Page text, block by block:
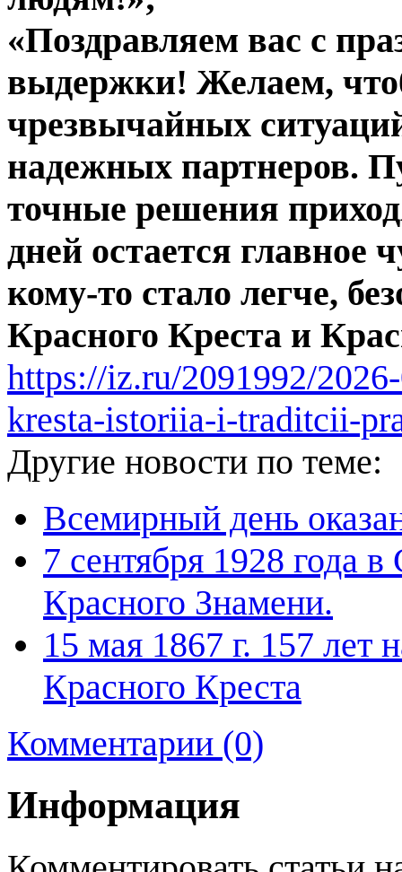
«Поздравляем вас с
выдержки! Желаем,
чрезвычайных
надежных партнеров.
точные решения
дней остается главное
кому-то стало легче,
Красного Креста и
https://iz.ru/2091992/
kresta-istoriia-i-traditcii-
Другие новости по теме:
Всемирный день
7 сентября 1928 года
Красного Знамени.
15 мая 1867 г. 157 лет
Красного Креста
Комментарии (0)
Информация